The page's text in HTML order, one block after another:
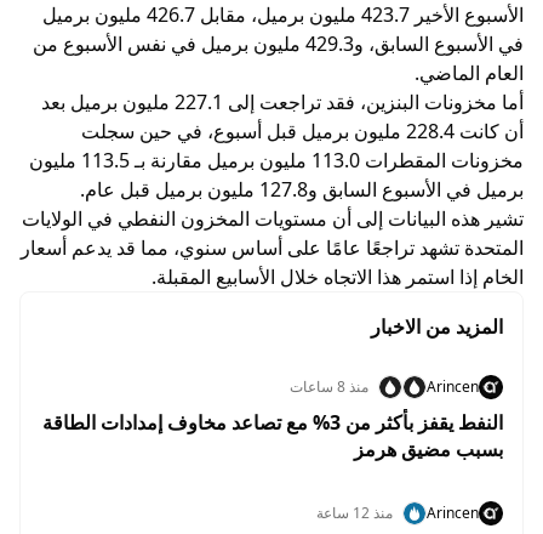
الأسبوع الأخير 423.7 مليون برميل، مقابل 426.7 مليون برميل
في الأسبوع السابق، و429.3 مليون برميل في نفس الأسبوع من
العام الماضي.
أما مخزونات البنزين، فقد تراجعت إلى 227.1 مليون برميل بعد
أن كانت 228.4 مليون برميل قبل أسبوع، في حين سجلت
مخزونات المقطرات 113.0 مليون برميل مقارنة بـ 113.5 مليون
برميل في الأسبوع السابق و127.8 مليون برميل قبل عام.
تشير هذه البيانات إلى أن مستويات المخزون النفطي في الولايات
المتحدة تشهد تراجعًا عامًا على أساس سنوي، مما قد يدعم أسعار
الخام إذا استمر هذا الاتجاه خلال الأسابيع المقبلة.
المزيد من الاخبار
Arincen منذ 8 ساعات
النفط يقفز بأكثر من 3% مع تصاعد مخاوف إمدادات الطاقة
بسبب مضيق هرمز
Arincen منذ 12 ساعة